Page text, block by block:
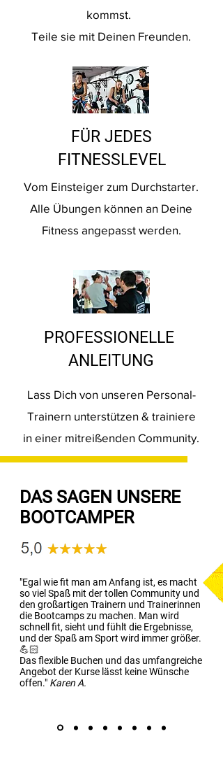
kommst.
Teile sie mit Deinen Freunden.
FÜR JEDES
FITNESSLEVEL
Vom Einsteiger zum Durchstarter.
Alle Übungen können an Deine
Fitness angepasst werden.
PROFESSIONELLE
ANLEITUNG
Lass Dich von unseren Personal-
Trainern unterstützen & trainiere
in einer mitreißenden Community.
DAS SAGEN UNSERE
BOOTCAMPER
"Egal wie fit man am Anfang ist, es macht
so viel Spaß mit der tollen Community und
den großartigen Trainern und Trainerinnen
die Bootcamps zu machen. Man wird
schnell fit, sieht und fühlt die Ergebnisse,
und der Spaß am Sport wird immer größer.
💪🏻
Das flexible Buchen und das umfangreiche
Angebot der Kurse lässt keine Wünsche
offen." Karen A.